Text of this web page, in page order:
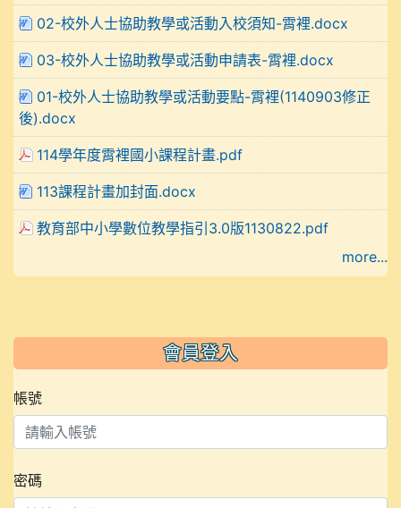
02-校外人士協助教學或活動入校須知-霄裡.docx
03-校外人士協助教學或活動申請表-霄裡.docx
01-校外人士協助教學或活動要點-霄裡(1140903修正
後).docx
114學年度霄裡國小課程計畫.pdf
113課程計畫加封面.docx
教育部中小學數位教學指引3.0版1130822.pdf
more...
會員登入
帳號
密碼